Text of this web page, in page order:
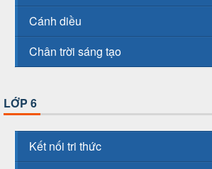
Cánh diều
Chân trời sáng tạo
LỚP 6
Kết nối tri thức